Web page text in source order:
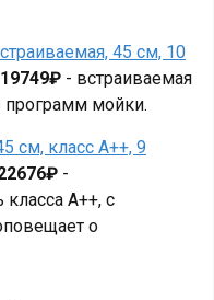
45 см, 10
19749₽ - встраиваемая
программ мойки.
см, класс А++, 9
-
А++, с
о